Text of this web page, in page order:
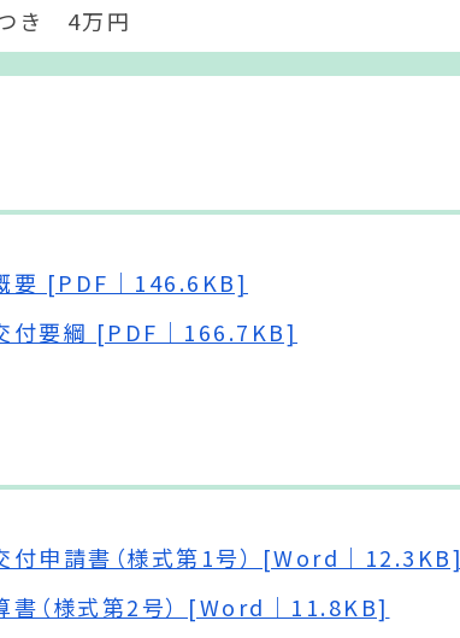
き 4万円
要 [PDF｜146.6KB]
付要綱 [PDF｜166.7KB]
付申請書（様式第1号） [Word｜12.3KB]
書（様式第2号） [Word｜11.8KB]